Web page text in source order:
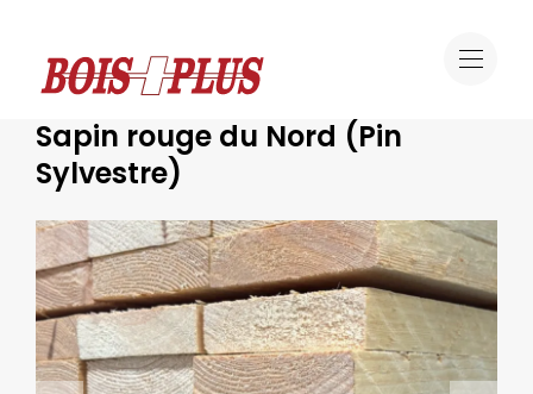
Sapin rouge du Nord (Pin
Sylvestre)